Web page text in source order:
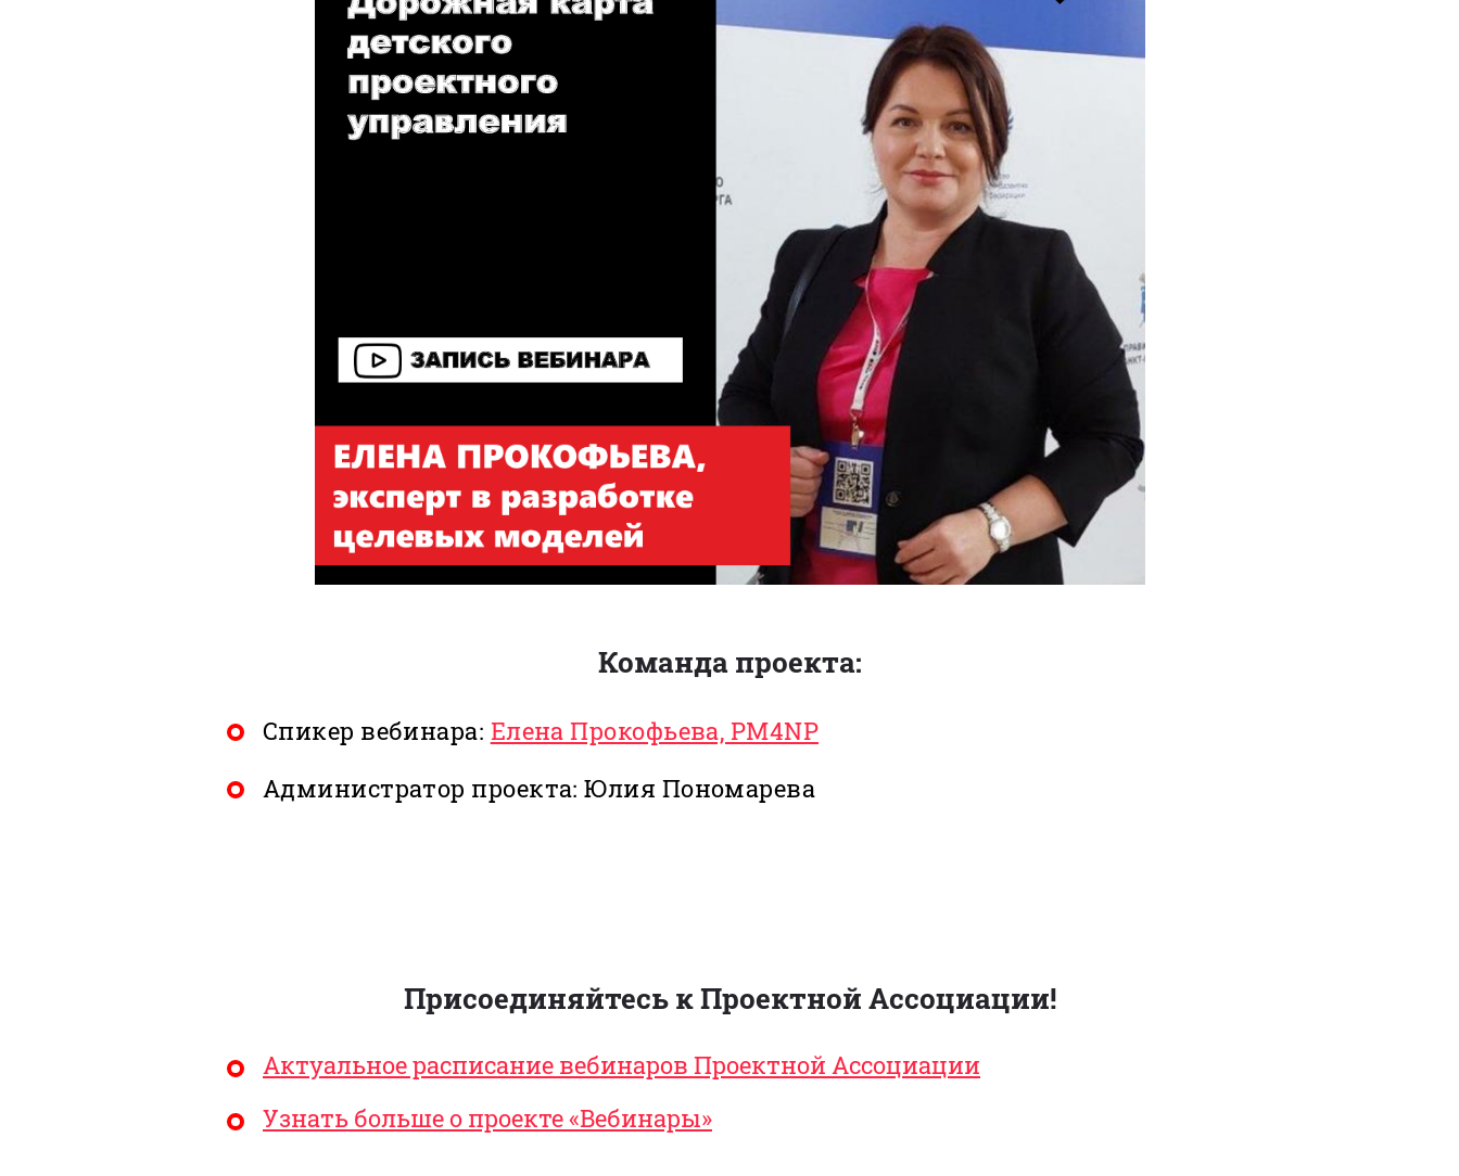
Команда проекта:
Спикер вебинара: Елена Прокофьева, PM4NP
Администратор проекта: Юлия Пономарева
Присоединяйтесь к Проектной Ассоциации!
Актуальное расписание вебинаров Проектной Ассоциации
Узнать больше о проекте «Вебинары»